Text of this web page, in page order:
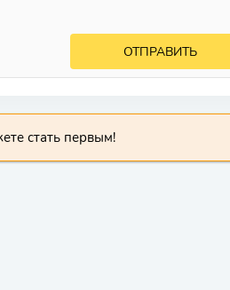
ОТПРАВИТЬ
стать первым!